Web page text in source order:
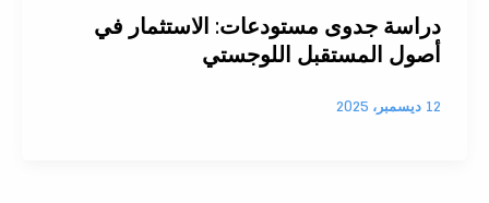
دراسة جدوى مستودعات: الاستثمار في
أصول المستقبل اللوجستي
12 ديسمبر، 2025